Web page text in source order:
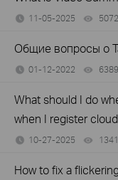
11-05-2025
Общие вопросы о
01-12-2022
What should I do
when I register
10-27-2025
How to fix a